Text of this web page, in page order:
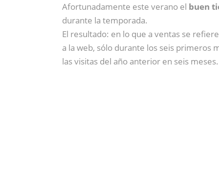
Afortunadamente este verano el buen
durante la temporada.
El resultado: en lo que a ventas se
a la web, sólo durante los seis primeros
las visitas del año anterior en seis meses.